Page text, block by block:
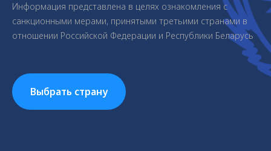
Информация представлена в целях ознакомления с
санкционными мерами, принятыми третьими странами в
отношении Российской Федерации и Республики Беларусь
Выбрать страну